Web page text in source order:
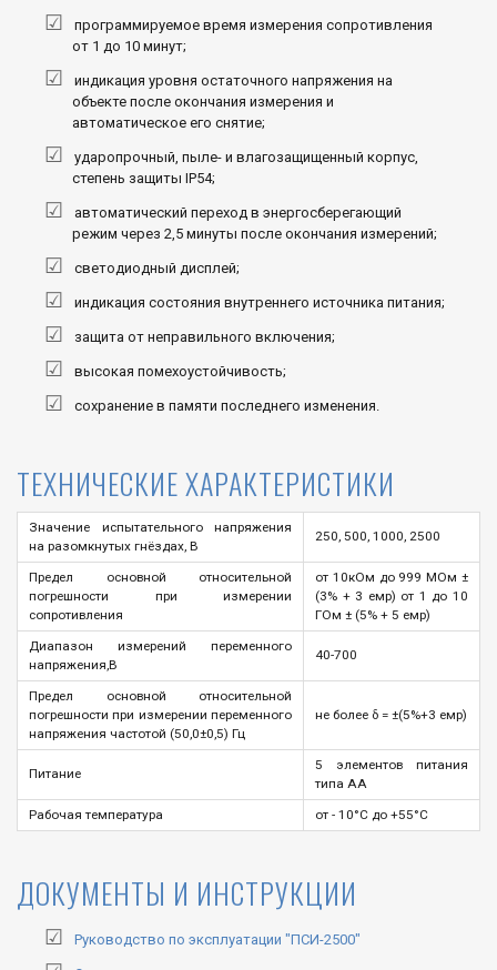
программируемое время измерения сопротивления
от 1 до 10 минут;
индикация уровня остаточного напряжения на
объекте после окончания измерения и
автоматическое его снятие;
ударопрочный, пыле- и влагозащищенный корпус,
степень защиты IP54;
автоматический переход в энергосберегающий
режим через 2,5 минуты после окончания измерений;
светодиодный дисплей;
индикация состояния внутреннего источника питания;
защита от неправильного включения;
высокая помехоустойчивость;
сохранение в памяти последнего изменения.
ТЕХНИЧЕСКИЕ ХАРАКТЕРИСТИКИ
Значение испытательного напряжения
на разомкнутых гнёздах, В
250, 500, 1000, 2500
Предел основной относительной
погрешности при измерении
сопротивления
от 10кОм до 999 МОм ±
(3% + 3 емр) от 1 до 10
ГОм ± (5% + 5 емр)
Диапазон измерений переменного
напряжения,В
40-700
Предел основной относительной
погрешности при измерении переменного
напряжения частотой (50,0±0,5) Гц
не более δ = ±(5%+3 емр)
Питание
5 элементов питания
типа АА
Рабочая температура
от - 10°С до +55°С
ДОКУМЕНТЫ И ИНСТРУКЦИИ
Руководство по эксплуатации "ПСИ-2500"